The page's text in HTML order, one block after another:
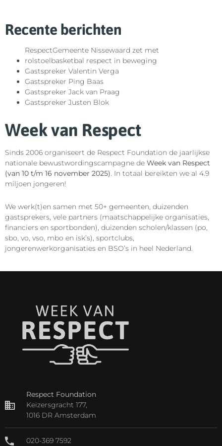
Recente berichten
RespectGemeente Nissewaard zet met
rolstoelbasketbal respect in beweging
Gastspreker Valentin Verga
Gastspreker Ping Baas
Gastspreker Jack van Praag
Gastspreker Justen Blok
Week van Respect
Sinds 2006 organiseert de Respect Foundation de jaarlijkse
nationale bewustwordingscampagne de Week van Respect
(van 10 t/m 16 november 2025) . In totaal bereikten we al 4.9
miljoen jongeren!
We werk(t)en samen met 50+ gemeenten, duizenden
gastsprekers, vele partners (maatschappelijke organisaties,
financiers en sportbonden), duizenden scholen/klassen (po,
sbo, vo, vso, mbo en isk’s), sportclubs,
jongerenwerkorganisaties en BSO’s in heel Nederland.
Respect Foundation
Keizersgracht 177,
1016 DR Amsterdam
020-369 7592